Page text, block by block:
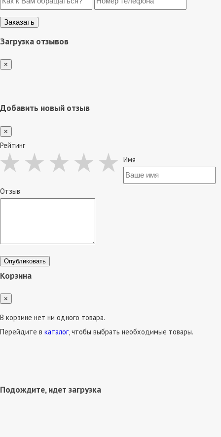
Загрузка отзывов
×
Добавить новый отзыв
×
Рейтинг
Имя
Отзыв
Опубликовать
Корзина
×
В корзине нет ни одного товара.
Перейдите в каталог, чтобы выбрать необходимые товары.
Подождите, идет загрузка